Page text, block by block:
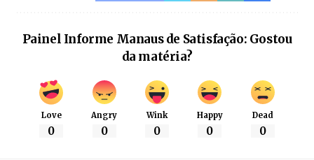
Painel Informe Manaus de Satisfação: Gostou
da matéria?
Love
0
Angry
0
Wink
0
Happy
0
Dead
0